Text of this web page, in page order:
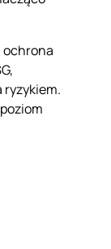
ochrona
ryzykiem.